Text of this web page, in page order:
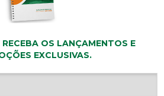
OS LANÇAMENTOS E
EXCLUSIVAS.